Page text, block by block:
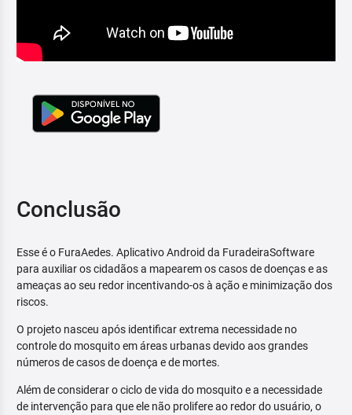
Conclusão
Esse é o FuraAedes. Aplicativo Android da FuradeiraSoftware
para auxiliar os cidadãos a mapearem os casos de doenças e as
ameaças ao seu redor incentivando-os à ação e minimização dos
riscos.
O projeto nasceu após identificar extrema necessidade no
controle do mosquito em áreas urbanas devido aos grandes
números de casos de doença e de mortes.
Além de considerar o ciclo de vida do mosquito e a necessidade
de intervenção para que ele não prolifere ao redor do usuário, o